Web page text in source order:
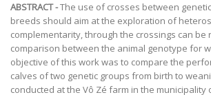
ABSTRACT -The use of crosses between
breeds should aim at the exploration of
complementarity, through the crossings can be
comparison between the animal genotype for
objective of this work was to compare the
calves of two genetic groups from birth to
conducted at the Vô Zé farm in the municipality